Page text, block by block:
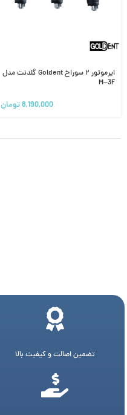
ایرموتور ۲ سوراخ Goldent گلدنت مدل
M–3F
8,190,000تومان
تضمین اصالت و کیفیت بالا